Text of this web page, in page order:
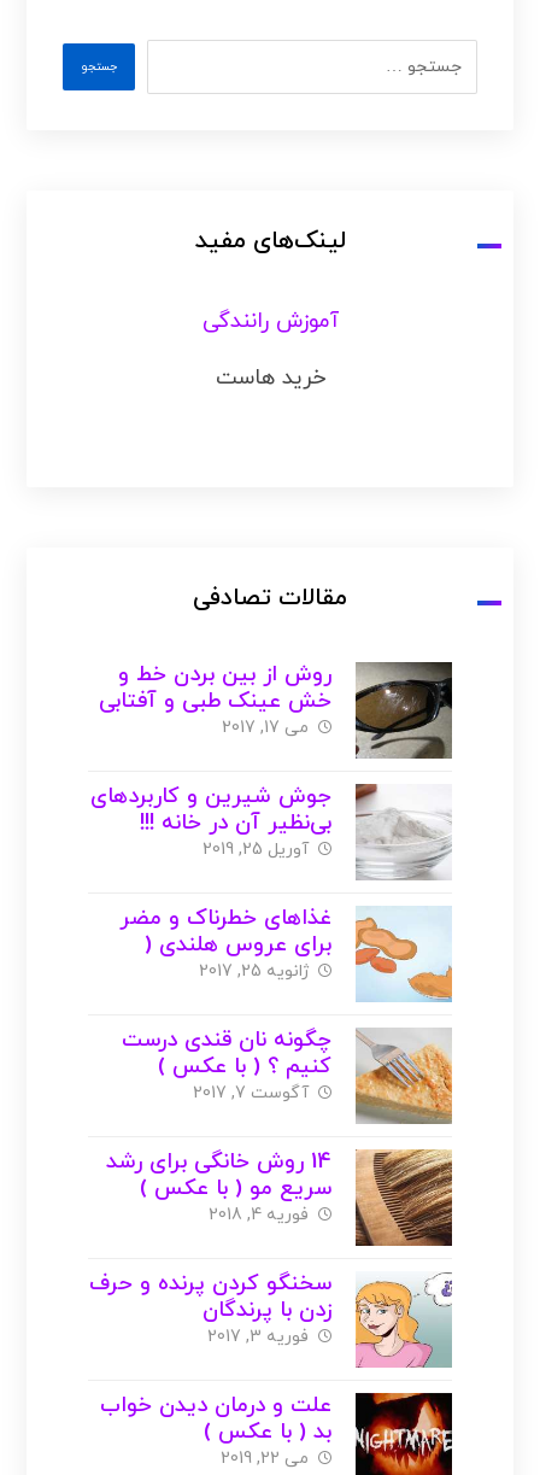
لینک‌های مفید
آموزش رانندگی
خرید هاست
مقالات تصادفی
روش از بین بردن خط و
خش عینک طبی و آفتابی
( با عکس )
می 17, 2017
جوش شیرین و کاربردهای
بی‌نظیر آن در خانه !!!
آوریل 25, 2019
غذاهای خطرناک و مضر
برای عروس هلندی (
کاکتیل ) + عکس
ژانویه 25, 2017
چگونه نان قندی درست
کنیم ؟ ( با عکس )
آگوست 7, 2017
14 روش خانگی برای رشد
سریع مو ( با عکس )
فوریه 4, 2018
سخنگو کردن پرنده و حرف
زدن با پرندگان
فوریه 3, 2017
علت و درمان دیدن خواب
بد ( با عکس )
می 22, 2019